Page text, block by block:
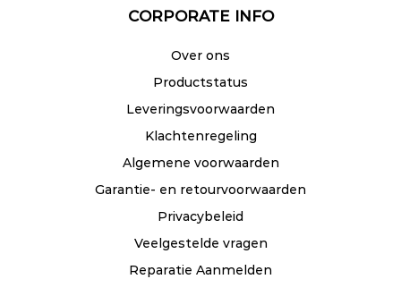
CORPORATE INFO
Over ons
Productstatus
Leveringsvoorwaarden
Klachtenregeling
Algemene voorwaarden
Garantie- en retourvoorwaarden
Privacybeleid
Veelgestelde vragen
Reparatie Aanmelden